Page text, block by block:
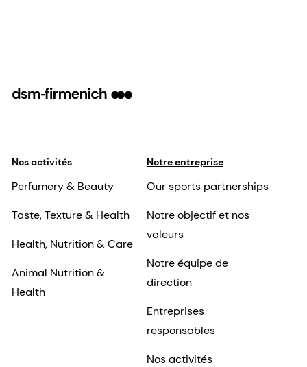
Nos activités
Perfumery & Beauty
Taste, Texture & Health
Health, Nutrition & Care
Animal Nutrition &
Health
Notre entreprise
Our sports partnerships
Notre objectif et nos
valeurs
Notre équipe de
direction
Entreprises
responsables
Nos activités